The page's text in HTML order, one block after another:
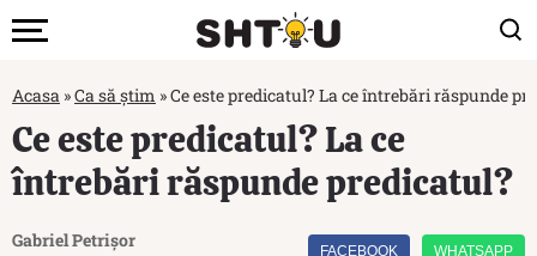
Acasa »Ca să știm »Ce este predicatul? La ce întrebări răspunde
Ce este predicatul? La ce
întrebări răspunde predicatul?
Gabriel Petrișor
FACEBOOK WHATSAPP